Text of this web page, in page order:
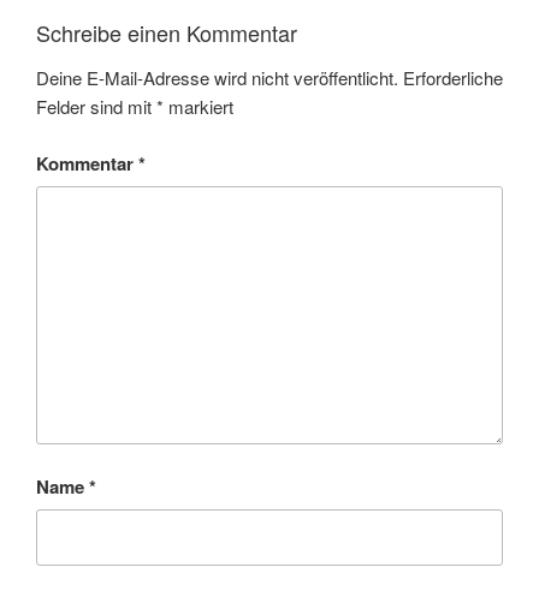
Schreibe einen Kommentar
Deine E-Mail-Adresse wird nicht veröffentlicht. Erforderliche
Felder sind mit* markiert
Kommentar*
Name*